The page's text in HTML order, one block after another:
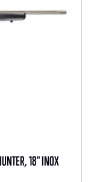
18" INOX